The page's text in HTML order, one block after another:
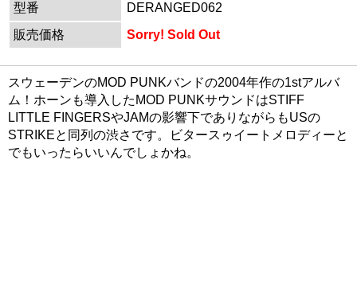
型番
DERANGED062
販売価格
Sorry! Sold Out
スウェーデンのMOD PUNKバンドの2004年作の1stアルバ
ム！ホーンも導入したMOD PUNKサウンドはSTIFF
LITTLE FINGERSやJAMの影響下でありながらもUSの
STRIKEと同列の渋さです。ビタースゥイートメロディーと
でもいったらいいんでしょかね。